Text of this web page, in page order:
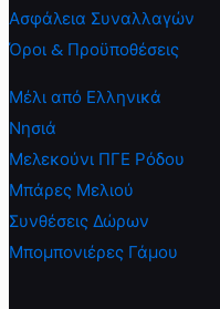
Ασφάλεια Συναλλαγών
Όροι & Προϋποθέσεις
Μέλι από Ελληνικά
Νησιά
Μελεκούνι ΠΓΕ Ρόδου
Μπάρες Μελιού
Συνθέσεις Δώρων
Μπομπονιέρες Γάμου